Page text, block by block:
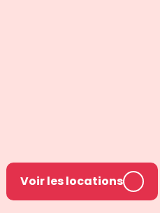
Voir les locations